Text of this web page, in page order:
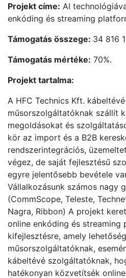
Projekt címe: AI
enkóding és streaming
Támogatás összege: 34 816
Támogatás mértéke: 70%.
Projekt tartalma:
A HFC Technics Kft.
műsorszolgáltatóknak szállít
megoldásokat és
kör az import és a B2B
rendszerintegrációs,
végez, de saját fejlesztésű
egyre jelentősebb bevétele
Vállalkozásunk számos nagy
(CommScope, Teleste,
Nagra, Ribbon) A projekt
online enkóding és streaming
kifejlesztésre, amely
műsorszolgáltatóknak,
kábeltévé szolgáltatóknak,
hatékonyan közvetítsék